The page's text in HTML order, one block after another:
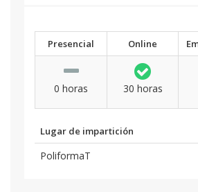
Presencial Online
0 horas 30 horas
Lugar de impartición
PoliformaT